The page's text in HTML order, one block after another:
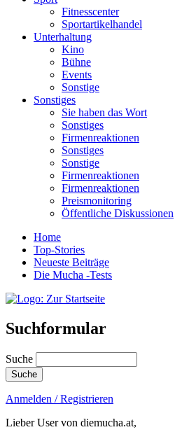
Fitnesscenter
Sportartikelhandel
Unterhaltung
Kino
Bühne
Events
Sonstige
Sonstiges
Sie haben das Wort
Sonstiges
Firmenreaktionen
Sonstiges
Sonstige
Firmenreaktionen
Firmenreaktionen
Preismonitoring
Öffentliche Diskussionen
Home
Top-Stories
Neueste Beiträge
Die Mucha -Tests
Suchformular
Suche
Anmelden / Registrieren
Lieber User von diemucha.at,